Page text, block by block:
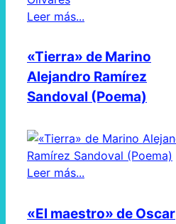
Leer más...
«Tierra» de Marino
Alejandro Ramírez
Sandoval (Poema)
Leer más...
«El maestro» de Oscar